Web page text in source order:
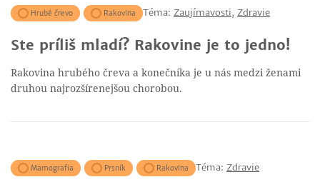
Hrubé črevo Rakovina Téma: Zaujímavosti, Zdravie
Ste príliš mladí? Rakovine je to jedno!
Rakovina hrubého čreva a konečníka je u nás medzi ženami
druhou najrozšírenejšou chorobou.
Mamografia Prsník Rakovina Téma: Zdravie